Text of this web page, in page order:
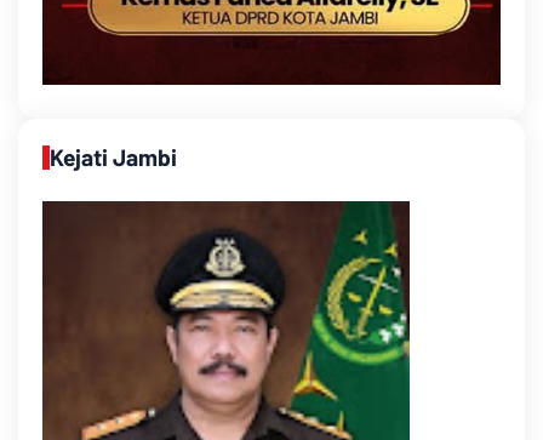
Kejati Jambi